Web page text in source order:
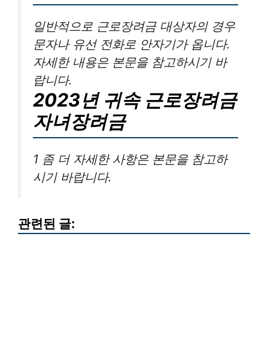
일반적으로 근로장려금 대상자의 경우
문자나 유선 전화로 안자기가 옵니다.
자세한 내용은 본문을 참고하시기 바
랍니다.
2023년 귀속 근로장려금
자녀장려금
1 좀 더 자세한 사항은 본문을 참고하
시기 바랍니다.
관련된 글: